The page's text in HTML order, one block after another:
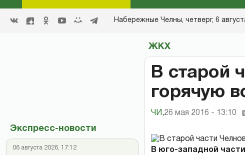
Набережные Челны, четверг, 6
Экспресс-новости
06 августа 2026, 17:12
ЖКХ
В старой
горячую
ЧИ ,26 мая 2016 - 13:10
В юго-западной